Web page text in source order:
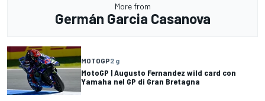
More from
Germán Garcia Casanova
MOTOGP2 g
MotoGP | Augusto Fernandez wild card con
Yamaha nel GP di Gran Bretagna